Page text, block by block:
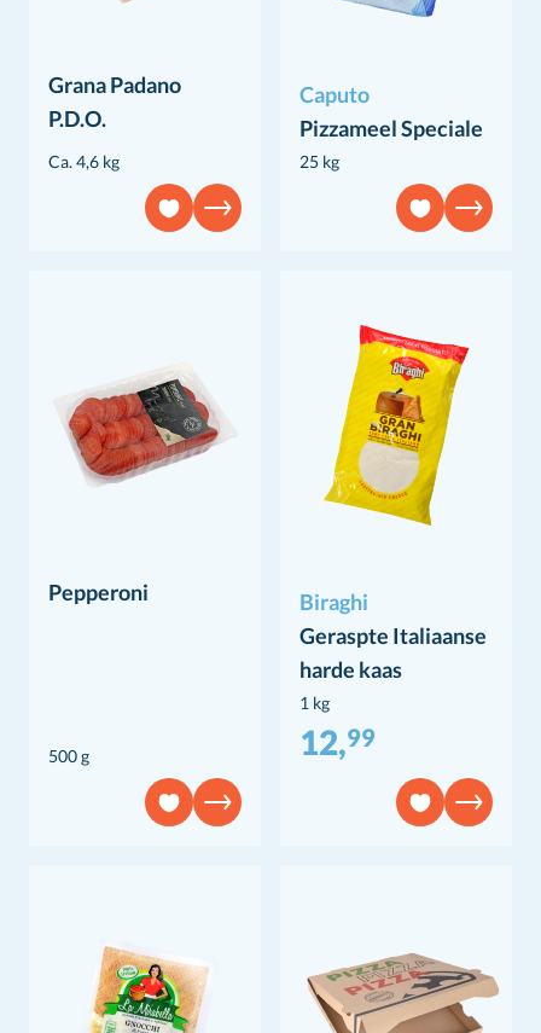
Grana Padano
P.D.O.
Ca. 4,6 kg
Caputo
Pizzameel Speciale
25 kg
Pepperoni
500 g
Biraghi
Geraspte Italiaanse
harde kaas
1 kg
12,99